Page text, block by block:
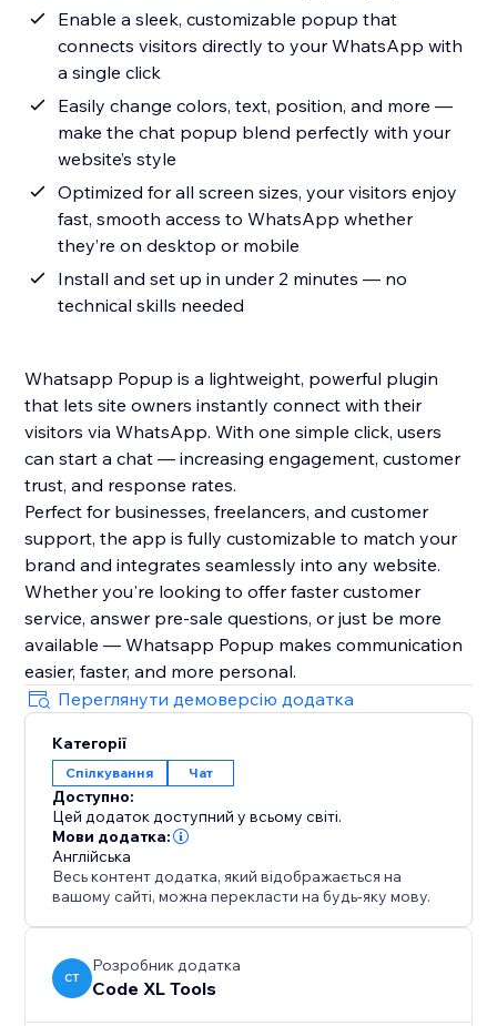
Enable a sleek, customizable popup that
connects visitors directly to your WhatsApp with
a single click
Easily change colors, text, position, and more —
make the chat popup blend perfectly with your
website’s style
Optimized for all screen sizes, your visitors enjoy
fast, smooth access to WhatsApp whether
they’re on desktop or mobile
Install and set up in under 2 minutes — no
technical skills needed
Whatsapp Popup is a lightweight, powerful plugin
that lets site owners instantly connect with their
visitors via WhatsApp. With one simple click, users
can start a chat — increasing engagement, customer
trust, and response rates.
Perfect for businesses, freelancers, and customer
support, the app is fully customizable to match your
brand and integrates seamlessly into any website.
Whether you're looking to offer faster customer
service, answer pre-sale questions, or just be more
available — Whatsapp Popup makes communication
easier, faster, and more personal.
Переглянути демоверсію додатка
Категорії
Спілкування Чат
Доступно:
Цей додаток доступний у всьому світі.
Мови додатка:
Англійська
Весь контент додатка, який відображається на
вашому сайті, можна перекласти на будь-яку мову.
CT
Розробник додатка
Code XL Tools